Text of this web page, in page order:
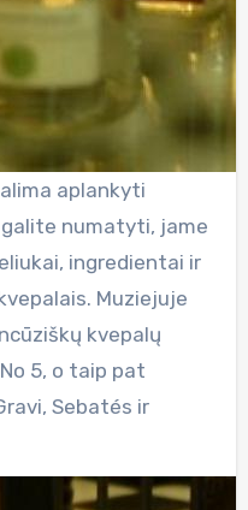
aplankyti
numatyti, jame
ingredientai ir
Muziejuje
kvepalų
5, o taip pat
Sebatés ir